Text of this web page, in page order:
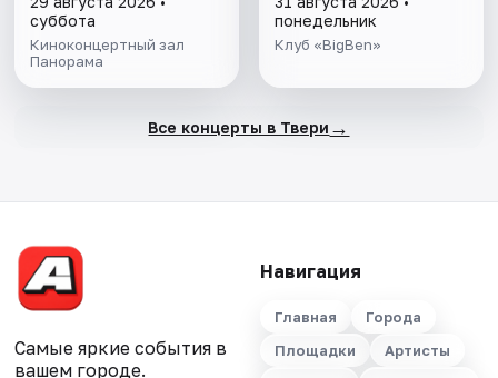
суббота
Киноконцертный зал
Панорама
понедельник
Клуб «BigBen»
Все концерты в Твери →
Самые яркие события в
вашем городе.
Навигация
Главная
Города
Площадки
Артисты